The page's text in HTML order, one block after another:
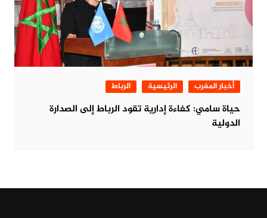
أخبار المغرب الرئيسية الرباط
حياة سامي: كفاءة إدارية تقود الرباط إلى الصدارة
الدولية